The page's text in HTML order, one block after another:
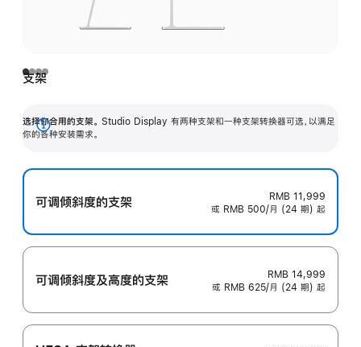
支架
选择你合用的支架。 Studio Display 有两种支架和一种支架转换器可选，以满足
你的各种安装需求。
展
可调倾斜度的支架
RMB 11,999
或 RMB 500/月 (24 期) 起
可调倾斜度及高‍度的支‍架
RMB 14,999
或 RMB 625/月 (24 期) 起